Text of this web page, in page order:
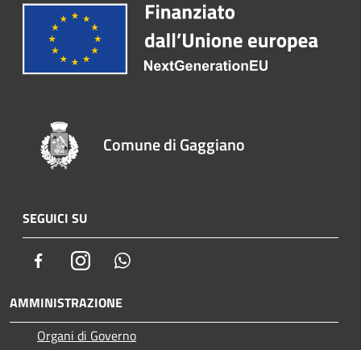
Comune di Gaggiano
SEGUICI SU
FacebookInstagram
AMMINISTRAZIONE
Organi di Governo